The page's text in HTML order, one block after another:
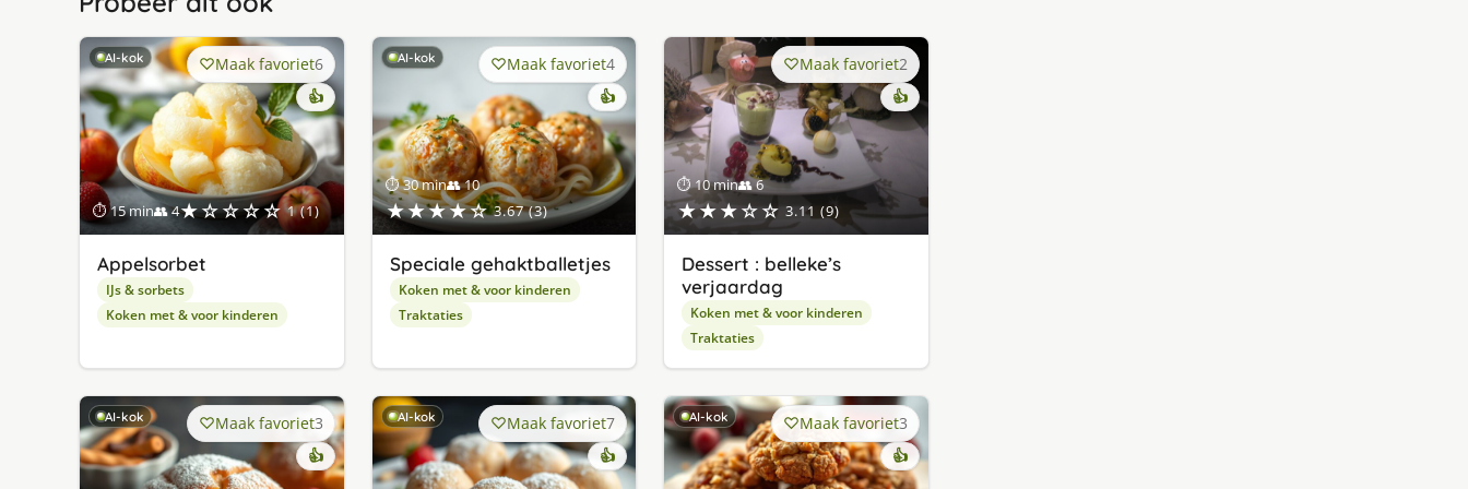
AI-kok
⏱ 15 min👥 4★☆☆☆☆ 1 (1)
Maak favoriet6
👍
Appelsorbet
IJs & sorbets
Koken met & voor kinderen
AI-kok
⏱ 30 min👥 10
★★★★☆ 3.67 (3)
Maak favoriet4
👍
Speciale gehaktballetjes
Koken met & voor kinderen
Traktaties
⏱ 10 min👥 6
★★★☆☆ 3.11 (9)
Maak favoriet2
👍
Dessert : belleke’s
verjaardag
Koken met & voor kinderen
Traktaties
AI-kok Maak favoriet3
👍
AI-kok Maak favoriet7
👍
AI-kok Maak favoriet3
👍